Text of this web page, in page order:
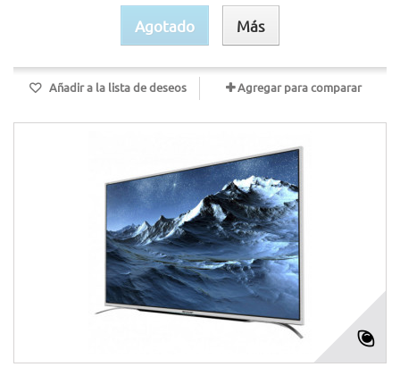
Agotado Más
Añadir a la lista de deseos Agregar para comparar